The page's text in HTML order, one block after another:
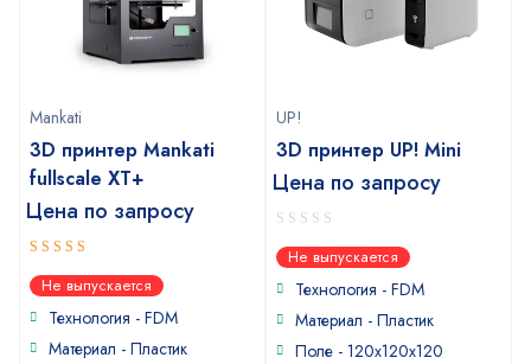
Mankati
3D принтер Mankati
fullscale XT+
Цена по запросу
4out of
5Не выпускается
Технология - FDM
Материал - Пластик
UP!
3D принтер UP! Mini
Цена по запросу
0
out
of
Не выпускается
Технология - FDM
Материал - Пластик
Поле - 120x120x120